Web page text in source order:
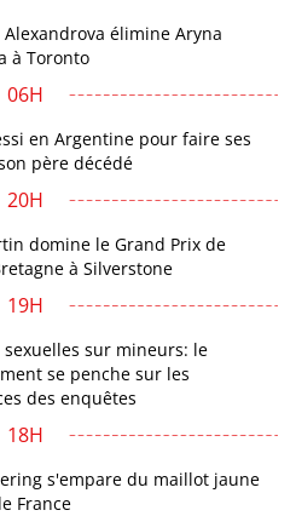
Alexandrova élimine Aryna
à Toronto
06H
en Argentine pour faire ses
père décédé
20H
domine le Grand Prix de
à Silverstone
19H
sexuelles sur mineurs: le
se penche sur les
des enquêtes
18H
s'empare du maillot jaune
France